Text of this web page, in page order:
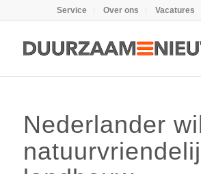
Service Over ons Vacatures
Nederlander